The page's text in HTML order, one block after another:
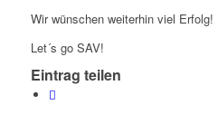
Wir wünschen weiterhin viel Erfolg!
Let´s go SAV!
Eintrag teilen